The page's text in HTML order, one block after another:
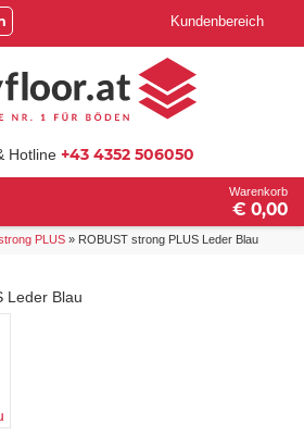
Kundenbereich
Hotline +43 4352 506050
Warenkorb
€ 0,00
PLUS » ROBUST strong PLUS Leder Blau